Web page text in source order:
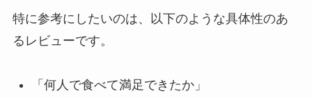
特に参考にしたいのは、以下のような具体性のあ
るレビューです。
「何人で食べて満足できたか」